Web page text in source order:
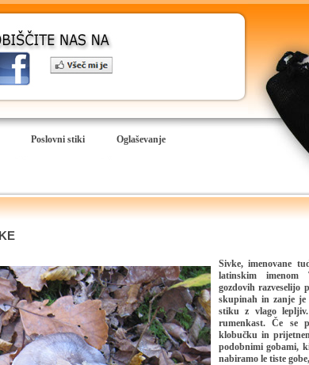
Poslovni stiki Oglaševanje
Sivke, imenovane
latinskim imenom
gozdovih razveselijo
skupinah in zanje je
stiku z vlago lepljiv.
rumenkast. Če se
klobučku in
podobnimi gobami,
nabiramo le tiste